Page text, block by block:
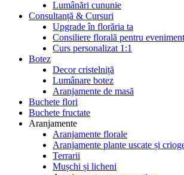
Lumânări cununie
Consultanță & Cursuri
Upgrade în florăria ta
Consiliere florală pentru
Curs personalizat 1:1
Botez
Decor cristelniță
Lumânare botez
Aranjamente de masă
Buchete flori
Buchete fructate
Aranjamente
Aranjamente florale
Aranjamente plante uscate și
Terrarii
Mușchi și licheni